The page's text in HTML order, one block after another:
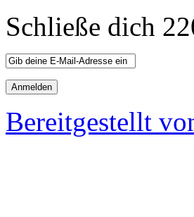
Schließe dich
Bereitgestellt